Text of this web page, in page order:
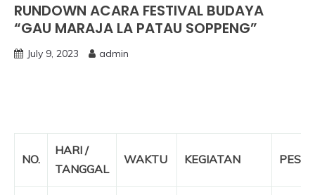
RUNDOWN ACARA FESTIVAL BUDAYA
“GAU MARAJA LA PATAU SOPPENG”
July 9, 2023 admin
NO.
HARI /
TANGGAL
WAKTU KEGIATAN